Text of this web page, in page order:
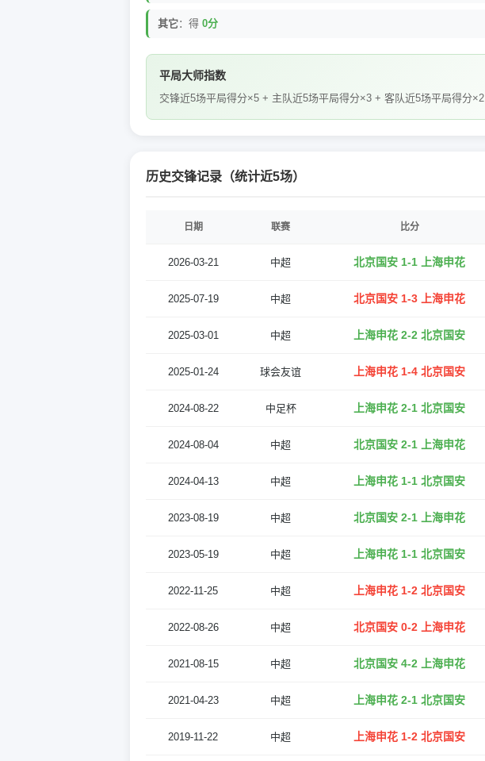
其它：得 0分
平局大师指数
交锋近5场平局得分×5 + 主队近5场平局得分×3 + 客队近5场平局得分×2
历史交锋记录（统计近5场）
日期 联赛 比分
2026-03-21 中超 北京国安 1-1 上海申花
2025-07-19 中超 北京国安 1-3 上海申花
2025-03-01 中超 上海申花 2-2 北京国安
2025-01-24 球会友谊 上海申花 1-4 北京国安
2024-08-22 中足杯 上海申花 2-1 北京国安
2024-08-04 中超 北京国安 2-1 上海申花
2024-04-13 中超 上海申花 1-1 北京国安
2023-08-19 中超 北京国安 2-1 上海申花
2023-05-19 中超 上海申花 1-1 北京国安
2022-11-25 中超 上海申花 1-2 北京国安
2022-08-26 中超 北京国安 0-2 上海申花
2021-08-15 中超 北京国安 4-2 上海申花
2021-04-23 中超 上海申花 2-1 北京国安
2019-11-22 中超 上海申花 1-2 北京国安